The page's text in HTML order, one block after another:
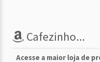
Cafezinho...
Acesse a maior loja de